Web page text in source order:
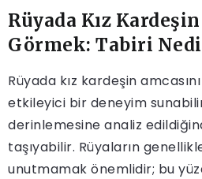
Rüyada Kız Kardeşin
Görmek: Tabiri
Rüyada kız kardeşin
etkileyici bir deneyim
derinlemesine analiz
taşıyabilir. Rüyaların
unutmamak önemlidir; bu